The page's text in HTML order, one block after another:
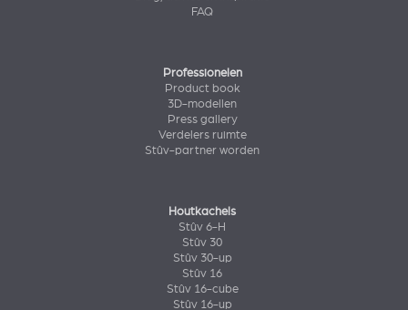
FAQ
Professionelen
Product book
3D-modellen
Press gallery
Verdelers ruimte
Stûv-partner worden
Houtkachels
Stûv 6-H
Stûv 30
Stûv 30-up
Stûv 16
Stûv 16-cube
Stûv 16-up